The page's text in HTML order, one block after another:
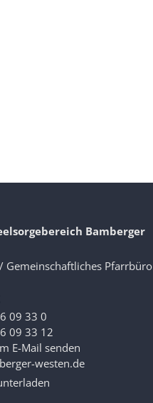
Bamberger
Gemeinschaftliches Pfarrbüro
09 33 0
09 33 12
E-Mail senden
westen.de